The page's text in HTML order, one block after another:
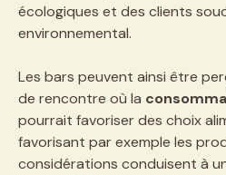
écologiques et des clients
environnemental.
Les bars peuvent ainsi être
de rencontre où la
pourrait favoriser des choix
favorisant par exemple les
considérations conduisent à